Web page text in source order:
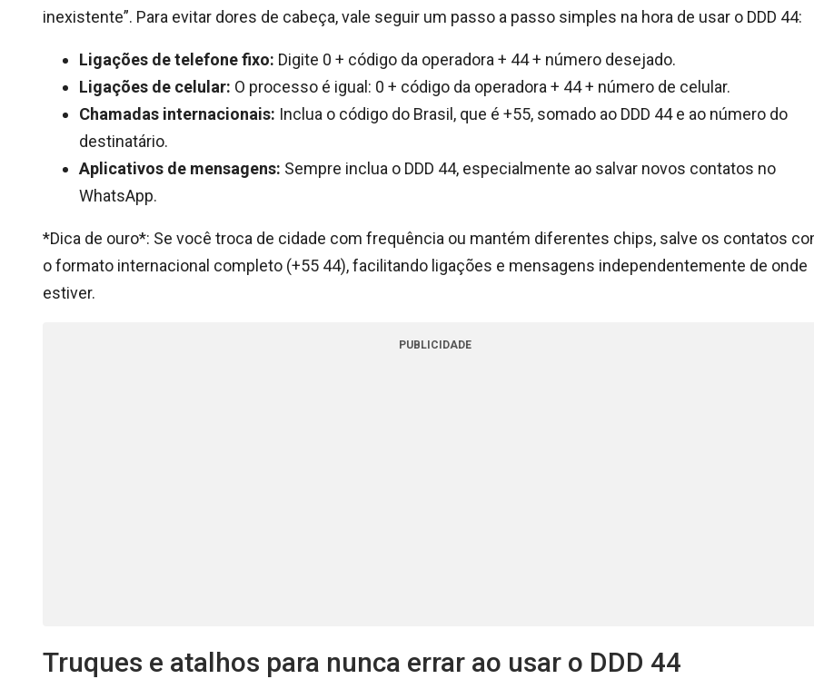
inexistente”. Para evitar dores de cabeça, vale seguir um passo a passo simples na hora de usar o DDD 44:
Ligações de telefone fixo: Digite 0 + código da operadora + 44 + número desejado.
Ligações de celular: O processo é igual: 0 + código da operadora + 44 + número de celular.
Chamadas internacionais: Inclua o código do Brasil, que é +55, somado ao DDD 44 e ao número do
destinatário.
Aplicativos de mensagens: Sempre inclua o DDD 44, especialmente ao salvar novos contatos no
WhatsApp.
*Dica de ouro*: Se você troca de cidade com frequência ou mantém diferentes chips, salve os contatos
o formato internacional completo (+55 44), facilitando ligações e mensagens independentemente de onde
estiver.
PUBLICIDADE
Truques e atalhos para nunca errar ao usar o DDD 44